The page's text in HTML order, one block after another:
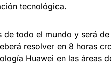
tecnológica.
de todo el mundo y será de
resolver en 8 horas
Huawei en las áreas